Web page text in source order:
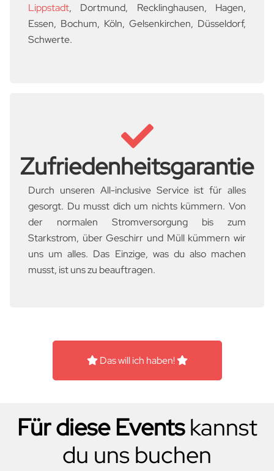
Lippstadt, Dortmund, Recklinghausen, Hagen,
Essen, Bochum, Köln, Gelsenkirchen, Düsseldorf,
Schwerte.
Zufriedenheitsgarantie
Durch unseren All-inclusive Service ist für alles
gesorgt. Du musst dich um nichts kümmern. Von
der normalen Stromversorgung bis zum
Starkstrom, über Geschirr und Müll kümmern wir
uns um alles. Das Einzige, was du also machen
musst, ist uns zu beauftragen.
Das will ich haben!
Für diese Eventskannst
du uns buchen